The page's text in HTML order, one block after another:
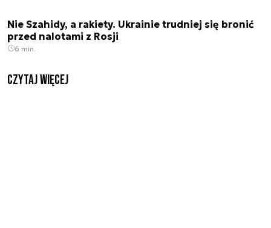
Nie Szahidy, a rakiety. Ukrainie trudniej się bronić
przed nalotami z Rosji
6 min.
czytaj więcej